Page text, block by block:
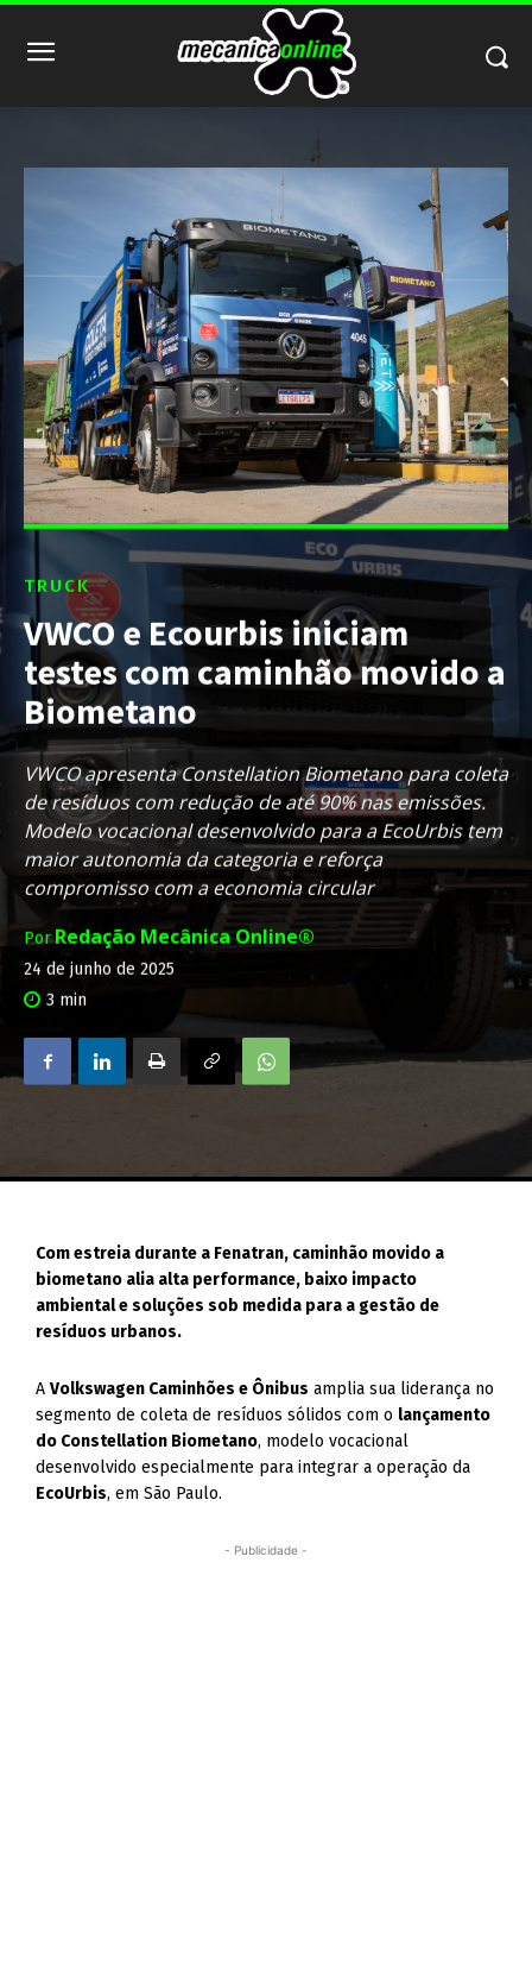
TRUCK
VWCO e Ecourbis iniciam
testes com caminhão movido a
Biometano
VWCO apresenta Constellation Biometano para coleta
de resíduos com redução de até 90% nas emissões.
Modelo vocacional desenvolvido para a EcoUrbis tem
maior autonomia da categoria e reforça
compromisso com a economia circular
Por Redação Mecânica Online®
24 de junho de 2025
3 min
Com estreia durante a Fenatran, caminhão movido a
biometano alia alta performance, baixo impacto
ambiental e soluções sob medida para a gestão de
resíduos urbanos.
AVolkswagen Caminhões e Ônibus amplia sua liderança no
segmento de coleta de resíduos sólidos com o lançamento
do Constellation Biometano, modelo vocacional
desenvolvido especialmente para integrar a operação da
EcoUrbis, em São Paulo.
- Publicidade -